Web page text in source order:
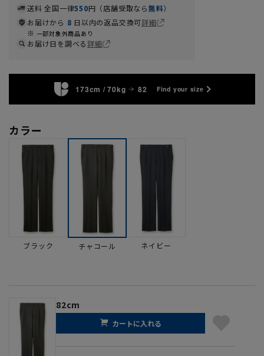
送料 全国一律550円（店舗受取なら無料）
お届けから 8 日以内の返品交換可詳細
一部対象外商品あり
お届け日を調べる詳細
173cm / 70kg 82 Find your size
カラー
ブラック チャコール ネイビー
82cm
カートに入れる